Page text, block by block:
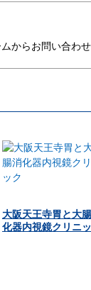
からお問い合わせ
大阪天王寺胃と大
化器内視鏡クリニ